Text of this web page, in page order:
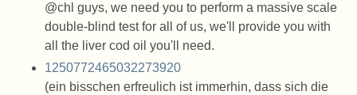
@chl guys, we need you to perform a massive scale
double-blind test for all of us, we'll provide you with
all the liver cod oil you'll need.
1250772465032273920
(ein bisschen erfreulich ist immerhin, dass sich die